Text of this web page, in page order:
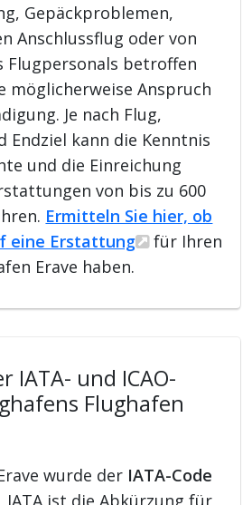
Gepäckproblemen,
Anschlussflug oder von
Flugpersonals betroffen
möglicherweise Anspruch
Je nach Flug,
Endziel kann die Kenntnis
und die Einreichung
von bis zu 600
Ermitteln Sie hier, ob
eine Erstattung
für Ihren
Erave haben.
IATA- und ICAO-
Flughafen
wurde der IATA-Code
IATA ist die Abkürzung für